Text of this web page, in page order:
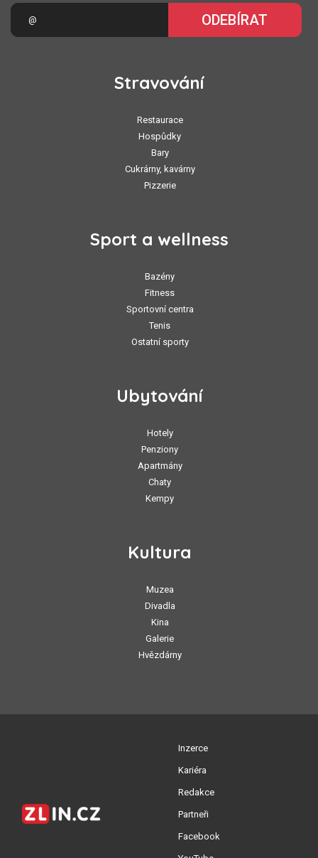
ODEBÍRAT
Stravování
Restaurace
Hospůdky
Bary
Cukrárny, kavárny
Pizzerie
Sport a wellness
Bazény
Fitness
Sportovní centra
Tenis
Ostatní sporty
Ubytování
Hotely
Penziony
Apartmány
Chaty
Kempy
Kultura
Muzea
Divadla
Kina
Galerie
Hvězdárny
Inzerce
Kariéra
Redakce
Partneři
Facebook